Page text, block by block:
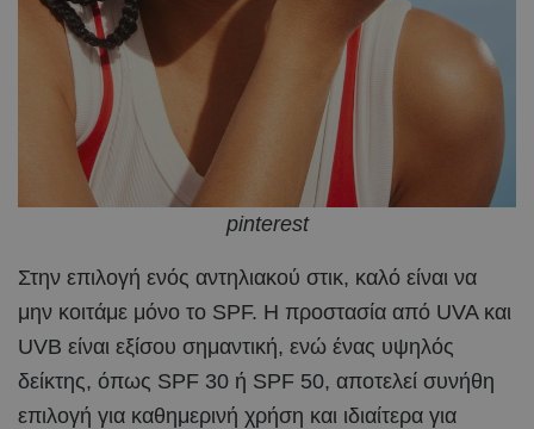
pinterest
Στην επιλογή ενός αντηλιακού στικ, καλό είναι να
μην κοιτάμε μόνο το SPF. Η προστασία από UVA και
UVB είναι εξίσου σημαντική, ενώ ένας υψηλός
δείκτης, όπως SPF 30 ή SPF 50, αποτελεί συνήθη
επιλογή για καθημερινή χρήση και ιδιαίτερα για